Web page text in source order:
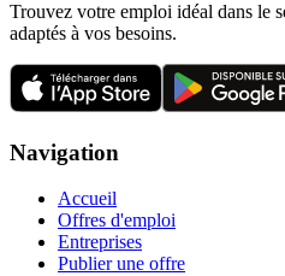
Trouvez votre emploi idéal dans le
adaptés à vos besoins.
Navigation
Accueil
Offres d'emploi
Entreprises
Publier une offre